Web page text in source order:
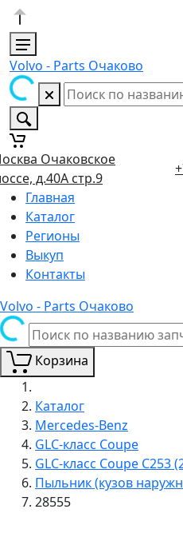
Volvo - Parts Очаково
Очаковское
д.40А стр.9
Главная
Каталог
Регионы
Выкуп
Контакты
Volvo - Parts Очаково
Корзина
Каталог
Mercedes-Benz
GLC-класс Coupe
GLC-класс Coupe C253
Пыльник (кузов
28555